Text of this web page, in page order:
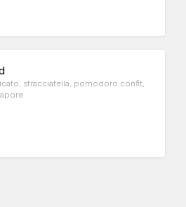
stracciatella, pomodoro confit,